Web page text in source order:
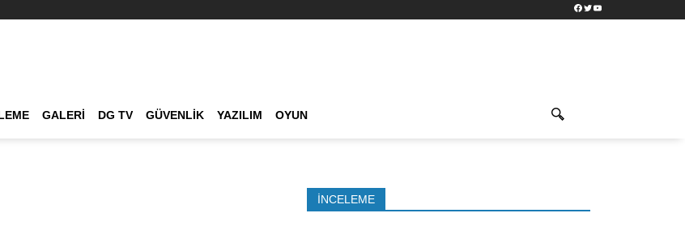
Facebook
TwitterYouTube
GALERI DG TV GÜVENLIK YAZILIM OYUN
İNCELEME